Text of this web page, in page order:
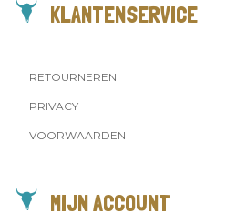
KLANTENSERVICE
RETOURNEREN
PRIVACY
VOORWAARDEN
MIJN ACCOUNT